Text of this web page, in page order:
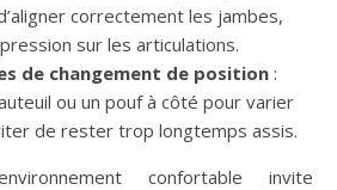
correctement les jambes,
sur les articulations.
de changement de position :
ou un pouf à côté pour varier
de rester trop longtemps assis.
confortable invite